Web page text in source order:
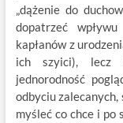
„dążenie do
dopatrzeć
kapłanów z
ich szyici), lecz
jednorodność
odbyciu
myśleć co chce i po